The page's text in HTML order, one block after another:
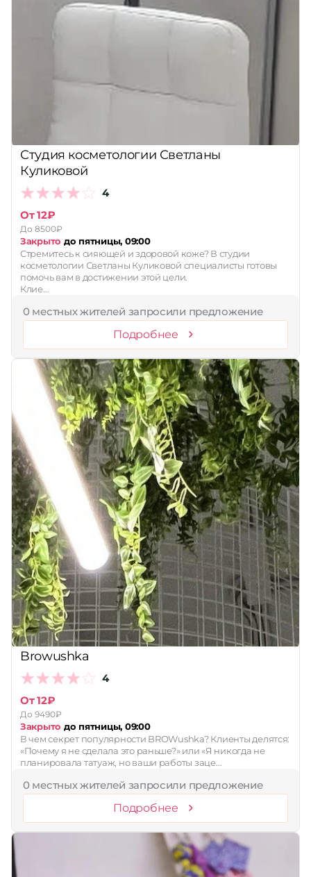
Студия косметологии Светланы
Куликовой
4
От 12₽
До 8500₽
Закрыто до пятницы, 09:00
Стремитесь к сияющей и здоровой коже? В студии
косметологии Светланы Куликовой специалисты готовы
помочь вам в достижении этой цели.
Клие…
0 местных жителей запросили предложение
Подробнее
Browushka
4
От 12₽
До 9490₽
Закрыто до пятницы, 09:00
В чем секрет популярности BROWushka? Клиенты делятся:
«Почему я не сделала это раньше?» или «Я никогда не
планировала татуаж, но ваши работы заце…
0 местных жителей запросили предложение
Подробнее